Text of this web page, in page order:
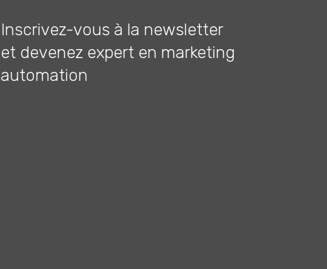
Inscrivez-vous à la newsletter
et devenez expert en marketing
automation